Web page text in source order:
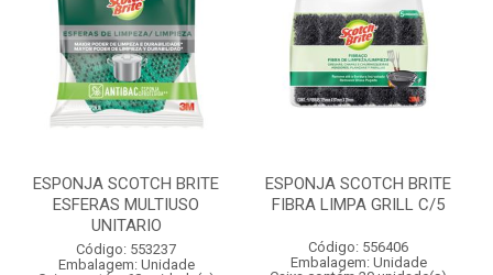
ESPONJA SCOTCH BRITE
ESFERAS MULTIUSO
UNITARIO
Código: 553237
Embalagem: Unidade
ESPONJA SCOTCH BRITE
FIBRA LIMPA GRILL C/5
Código: 556406
Embalagem: Unidade